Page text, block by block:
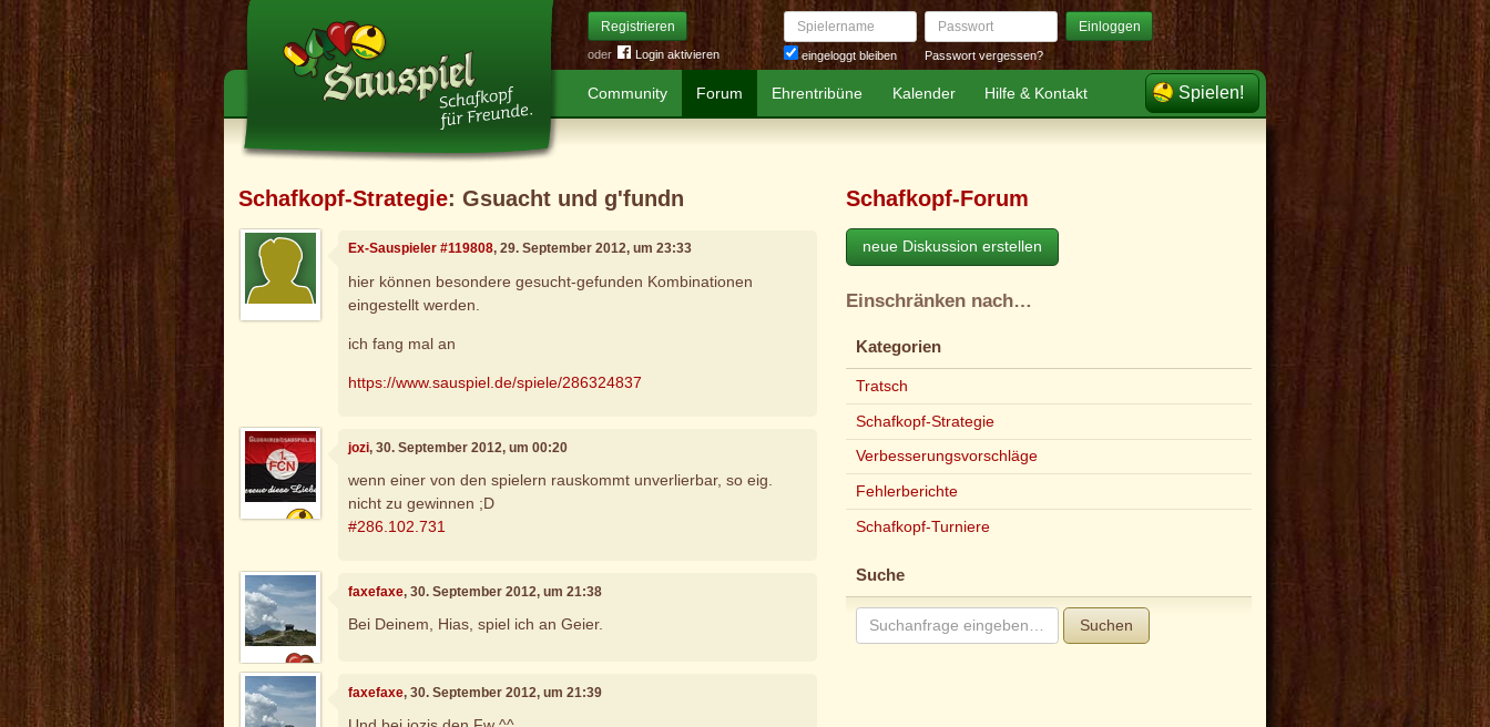
Registrieren
oder Login aktivieren
Spielername
eingeloggt bleiben
Passwort Einloggen
Passwort vergessen?
Community Forum Ehrentribüne Kalender Hilfe & Kontakt Spielen!
Schafkopf-Strategie: Gsuacht und g'fundn
Ex-Sauspieler #119808, 29. September 2012, um 23:33
hier können besondere gesucht-gefunden Kombinationen
eingestellt werden.
ich fang mal an
https://www.sauspiel.de/spiele/286324837
jozi, 30. September 2012, um 00:20
wenn einer von den spielern rauskommt unverlierbar, so eig.
nicht zu gewinnen ;D
#286.102.731
faxefaxe, 30. September 2012, um 21:38
Bei Deinem, Hias, spiel ich an Geier.
faxefaxe, 30. September 2012, um 21:39
Schafkopf-Forum
neue Diskussion erstellen
Einschränken nach…
Kategorien
Tratsch
Schafkopf-Strategie
Verbesserungsvorschläge
Fehlerberichte
Schafkopf-Turniere
Suche
Suchen